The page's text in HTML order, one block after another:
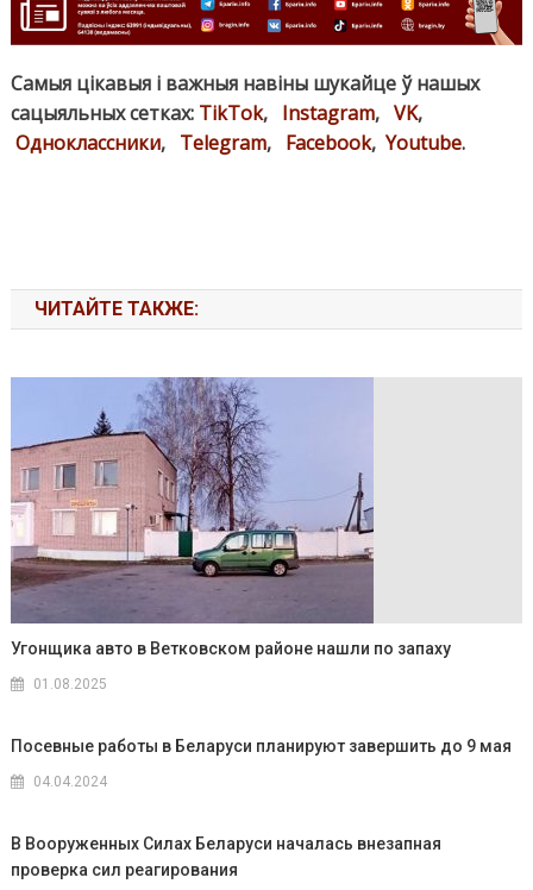
Самыя цікавыя і важныя навіны шукайце ў нашых
сацыяльных сетках: TikTok, Instagram, VK,
Одноклассники, Telegram, Facebook, Youtube.
ЧИТАЙТЕ ТАКЖЕ:
Угонщика авто в Ветковском районе нашли по запаху
01.08.2025
Посевные работы в Беларуси планируют завершить до 9 мая
04.04.2024
В Вооруженных Силах Беларуси началась внезапная
проверка сил реагирования